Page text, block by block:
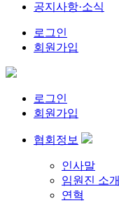
공지사항·소식
로그인
회원가입
로그인
회원가입
협회정보
인사말
임원진 소개
연혁